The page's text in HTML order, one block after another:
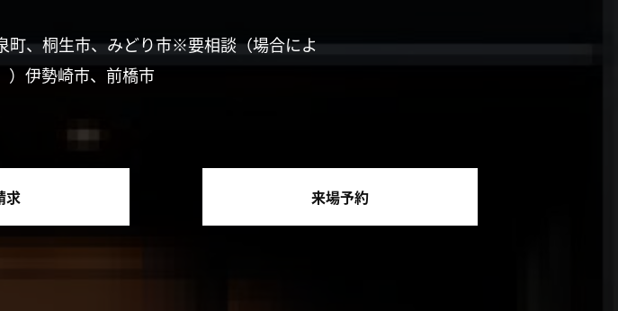
、桐生市、みどり市※要相談（場合によ
）伊勢崎市、前橋市
求 来場予約